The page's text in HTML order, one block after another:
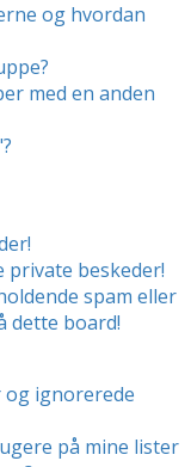
og hvordan
med en anden
private beskeder!
spam eller
dette board!
og ignorerede
på mine lister